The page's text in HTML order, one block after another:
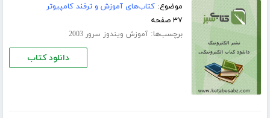
موضوع:کتاب‌های آموزش و ترفند کامپیوتر
۳۷ صفحه
برچسب‌ها:آموزش ویندوز سرور 2003
دانلود کتاب